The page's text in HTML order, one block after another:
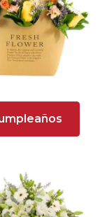
lila